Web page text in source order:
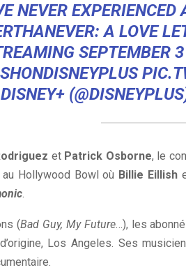
NEVER
: A LOVE
SEPTEMBER
et Patrick Osborne, le
Hollywood Bowl où Billie Eillish
.
(Bad Guy, My Future…), les
Los Angeles. Ses